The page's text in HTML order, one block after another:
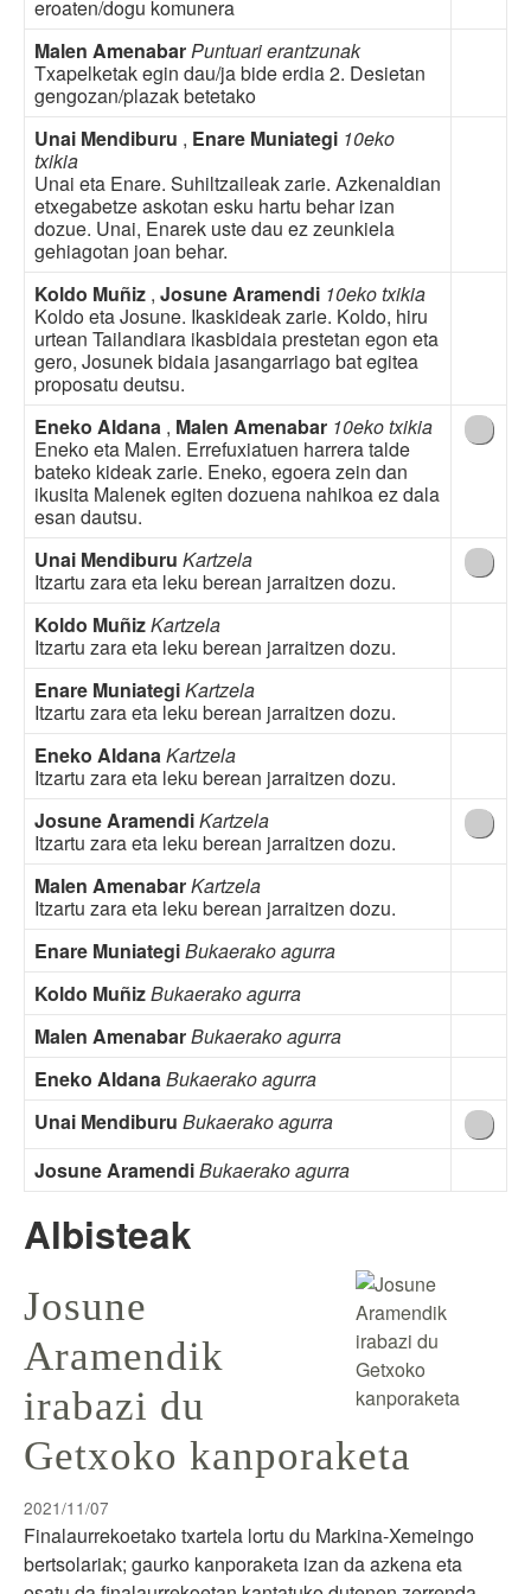
eroaten/dogu komunera
Malen AmenabarPuntuari erantzunak
Txapelketak egin dau/ja bide erdia 2. Desietan
gengozan/plazak betetako
Unai Mendiburu , Enare Muniategi 10eko
txikia
Unai eta Enare. Suhiltzaileak zarie. Azkenaldian
etxegabetze askotan esku hartu behar izan
dozue. Unai, Enarek uste dau ez zeunkiela
gehiagotan joan behar.
Koldo Muñiz , Josune Aramendi 10eko txikia
Koldo eta Josune. Ikaskideak zarie. Koldo, hiru
urtean Tailandiara ikasbidaia prestetan egon eta
gero, Josunek bidaia jasangarriago bat egitea
proposatu deutsu.
Eneko Aldana , Malen Amenabar 10eko txikia
Eneko eta Malen. Errefuxiatuen harrera talde
bateko kideak zarie. Eneko, egoera zein dan
ikusita Malenek egiten dozuena nahikoa ez dala
esan dautsu.
Unai Mendiburu Kartzela
Itzartu zara eta leku berean jarraitzen dozu.
Koldo MuñizKartzela
Itzartu zara eta leku berean jarraitzen dozu.
Enare MuniategiKartzela
Itzartu zara eta leku berean jarraitzen dozu.
Eneko AldanaKartzela
Itzartu zara eta leku berean jarraitzen dozu.
Josune AramendiKartzela
Itzartu zara eta leku berean jarraitzen dozu.
Malen AmenabarKartzela
Itzartu zara eta leku berean jarraitzen dozu.
Enare MuniategiBukaerako agurra
Koldo MuñizBukaerako agurra
Malen AmenabarBukaerako agurra
Eneko AldanaBukaerako agurra
Unai Mendiburu Bukaerako agurra
Josune AramendiBukaerako agurra
Albisteak
Josune
Aramendik
irabazi du
Getxoko kanporaketa
2021/11/07
Finalaurrekoetako txartela lortu du Markina-Xemeingo
bertsolariak; gaurko kanporaketa izan da azkena eta